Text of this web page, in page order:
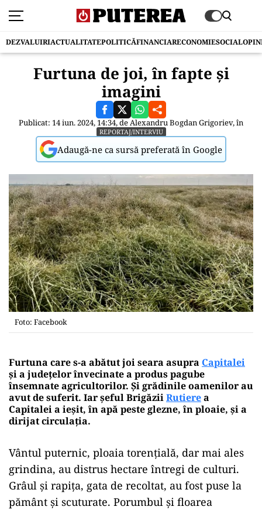
DEZVALUIRIACTUALITATEPOLITICĂFINANCIARECONOMIESOCIAL
Furtuna de joi, în fapte și
imagini
Publicat: 14 iun. 2024, 14:34, deAlexandru Bogdan Grigoriev, în
REPORTAJ/INTERVIU
Adaugă-ne ca sursă preferată în Google
Foto: Facebook
Furtuna care s-a abătut joi seara asupra Capitalei
și a județelor învecinate a produs pagube
însemnate agricultorilor. Și grădinile oamenilor au
avut de suferit. Iar șeful BrigăziiRutierea
Capitalei a ieșit, în apă peste glezne, în ploaie, și a
dirijat circulația.
Vântul puternic, ploaia torențială, dar mai ales
grindina, au distrus hectare întregi de culturi.
Grâul și rapița, gata de recoltat, au fost puse la
pământ și scuturate. Porumbul și floarea